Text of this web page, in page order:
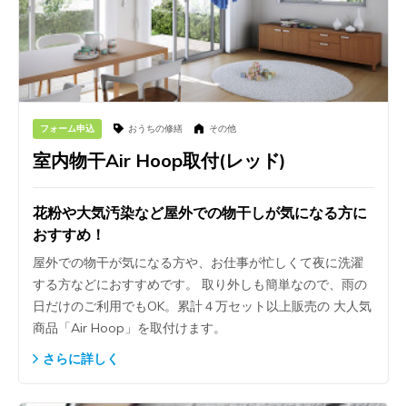
フォーム申込 おうちの修繕 その他
室内物干Air Hoop取付(レッド)
花粉や大気汚染など屋外での物干しが気になる方に
おすすめ！
屋外での物干が気になる方や、お仕事が忙しくて夜に洗濯
する方などにおすすめです。 取り外しも簡単なので、雨の
日だけのご利用でもOK。累計４万セット以上販売の 大人気
商品「Air Hoop」を取付けます。
さらに詳しく